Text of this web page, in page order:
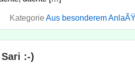
Kategorie Aus besonderem
:-)